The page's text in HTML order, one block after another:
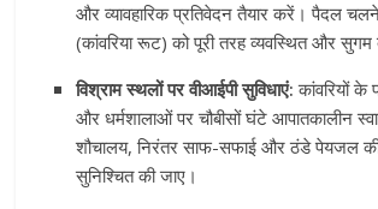
और व्यावहारिक प्रतिवेदन तैयार करें। पैदल
(कांवरिया रूट) को पूरी तरह व्यवस्थित और सुगम
विश्राम स्थलों पर वीआईपी सुविधाएं: कांवरियों के
और धर्मशालाओं पर चौबीसों घंटे आपातकालीन
शौचालय, निरंतर साफ-सफाई और ठंडे पेयजल की
सुनिश्चित की जाए।